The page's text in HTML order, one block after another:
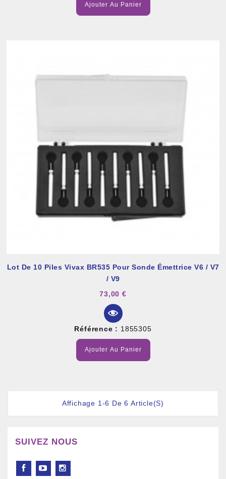
Ajouter Au Panier
Lot De 10 Piles Vivax BR535 Pour Sonde Émettrice V6 / V7
/ V9
73,00 €
Référence : 1855305
Ajouter Au Panier
Affichage 1-6 De 6 Article(s)
SUIVEZ NOUS